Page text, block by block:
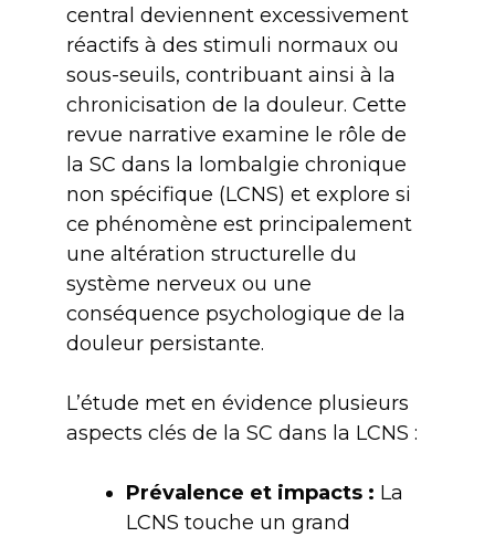
central deviennent excessivement
réactifs à des stimuli normaux ou
sous-seuils, contribuant ainsi à la
chronicisation de la douleur. Cette
revue narrative examine le rôle de
la SC dans la lombalgie chronique
non spécifique (LCNS) et explore si
ce phénomène est principalement
une altération structurelle du
système nerveux ou une
conséquence psychologique de la
douleur persistante.
L’étude met en évidence plusieurs
aspects clés de la SC dans la LCNS :
Prévalence et impacts : La
LCNS touche un grand